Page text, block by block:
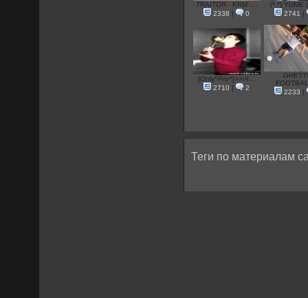
TRAITOR - KRM -...
2338
| 0
(*.*) YUME
2741
|
[Only^Pro^]>>>I...
2710
| 2
2233
|
Теги по материалам